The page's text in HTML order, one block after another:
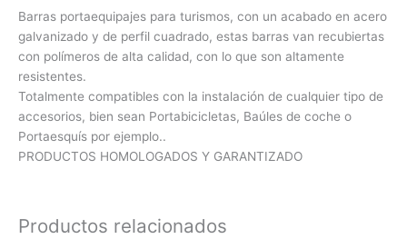
Barras portaequipajes para turismos, con un acabado en acero
galvanizado y de perfil cuadrado, estas barras van recubiertas
con polímeros de alta calidad, con lo que son altamente
resistentes.
Totalmente compatibles con la instalación de cualquier tipo de
accesorios, bien sean Portabicicletas, Baúles de coche o
Portaesquís por ejemplo..
PRODUCTOS HOMOLOGADOS Y GARANTIZADO
Productos relacionados